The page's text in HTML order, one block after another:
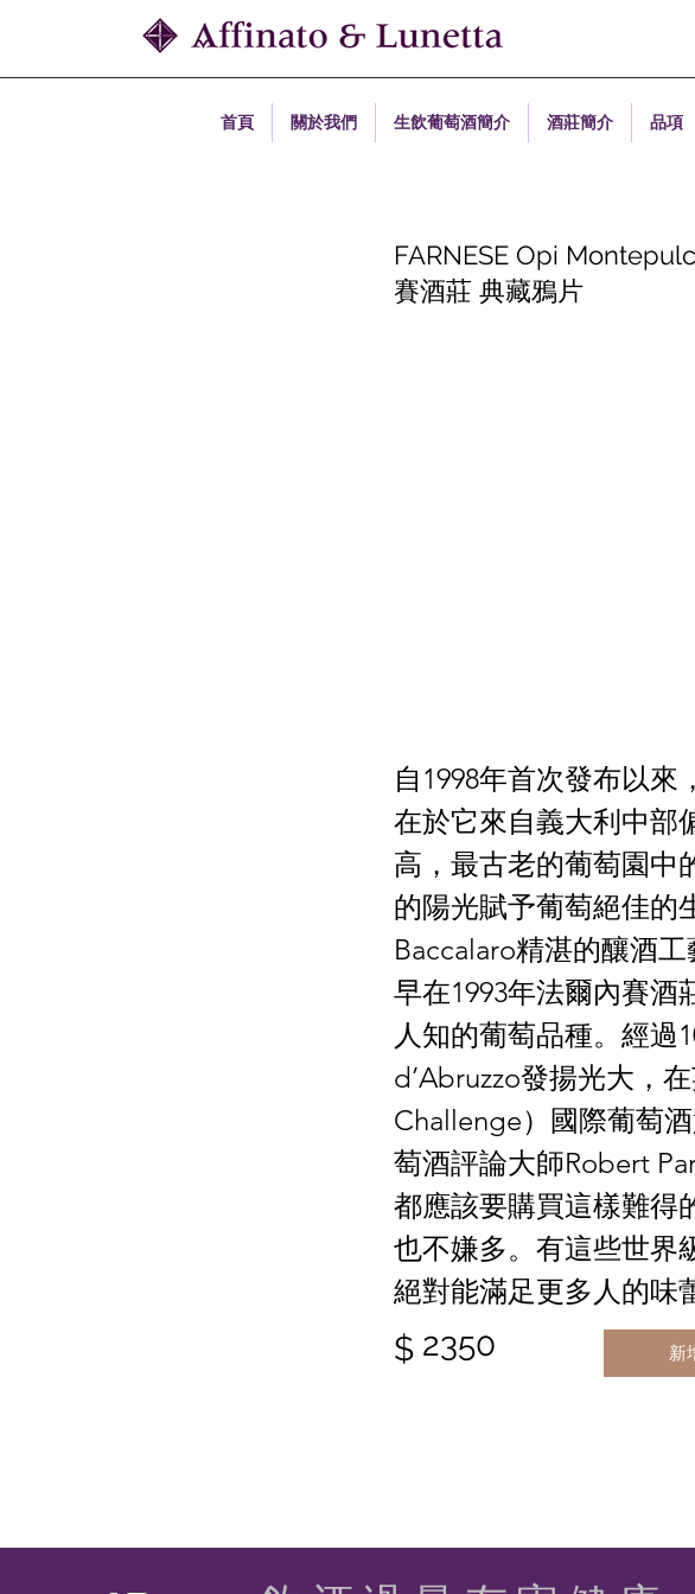
首頁 關於我們 生飲葡萄酒簡介 酒莊簡介 品項
FARNESE Opi
賽酒莊 典藏鴉片
自1998年首次發布以來
在於它來自義大利中部
高，最古老的葡萄園中
的陽光賦予葡萄絕佳的
Baccalaro精湛的釀酒
早在1993年法爾內賽
人知的葡萄品種。經過
d’Abruzzo發揚光大，
Challenge）國際葡萄
萄酒評論大師Robert
都應該要購買這樣難得
也不嫌多。有這些世界
絕對能滿足更多人的味
$ 2350 新